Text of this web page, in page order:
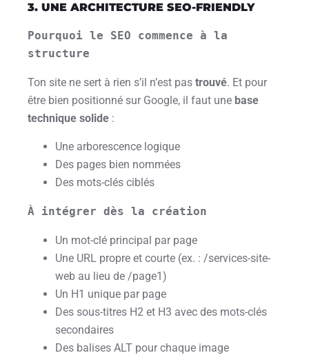
3. UNE ARCHITECTURE SEO-FRIENDLY
Pourquoi le SEO commence à la
structure
Ton site ne sert à rien s’il n’est pas trouvé. Et pour
être bien positionné sur Google, il faut une base
technique solide :
Une arborescence logique
Des pages bien nommées
Des mots-clés ciblés
À intégrer dès la création
Un mot-clé principal par page
Une URL propre et courte (ex. : /services-site-
web au lieu de /page1)
Un H1 unique par page
Des sous-titres H2 et H3 avec des mots-clés
secondaires
Des balises ALT pour chaque image